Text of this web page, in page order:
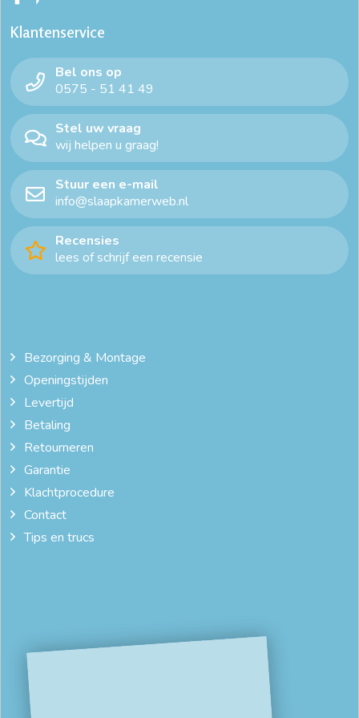
Klantenservice
Bel ons op
0575 - 51 41 49
Stel uw vraag
wij helpen u graag!
Stuur een e-mail
info@slaapkamerweb.nl
Recensies
lees of schrijf een recensie
Bezorging & Montage
Openingstijden
Levertijd
Betaling
Retourneren
Garantie
Klachtprocedure
Contact
Tips en trucs